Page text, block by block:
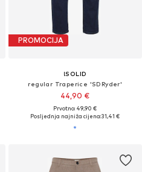
PROMOCIJA
!SOLID
regular Traperice 'SDRyder'
44,90 €
Prvotno: 49,90 €
Posljednja najniža cijena:31,41 €